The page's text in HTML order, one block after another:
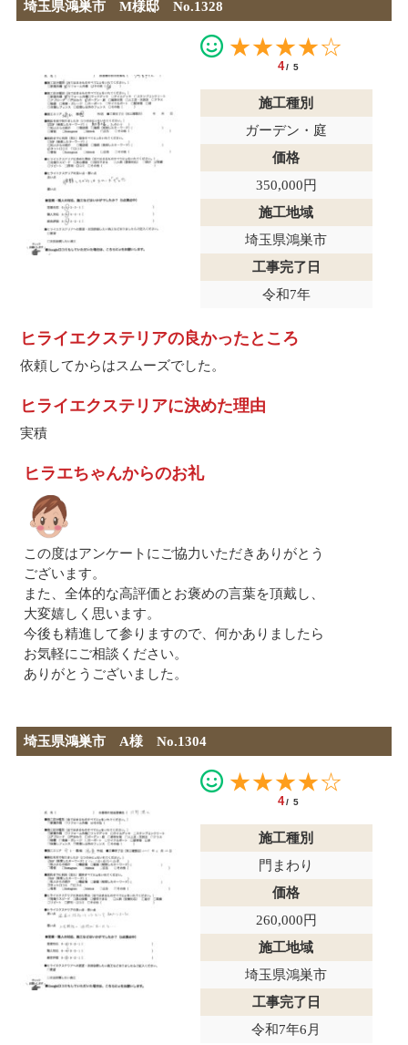
埼玉県鴻巣市 M様邸 No.1328
★★★★☆
4/5
施工種別
ガーデン・庭
価格
350,000円
施工地域
埼玉県鴻巣市
工事完了日
令和7年
ヒライエクステリアの良かったところ
依頼してからはスムーズでした。
ヒライエクステリアに決めた理由
実積
ヒラエちゃんからのお礼
この度はアンケートにご協力いただきありがとう
ございます。
また、全体的な高評価とお褒めの言葉を頂戴し、
大変嬉しく思います。
今後も精進して参りますので、何かありましたら
お気軽にご相談ください。
ありがとうございました。
埼玉県鴻巣市 A様 No.1304
★★★★☆
4/5
施工種別
門まわり
価格
260,000円
施工地域
埼玉県鴻巣市
工事完了日
令和7年6月